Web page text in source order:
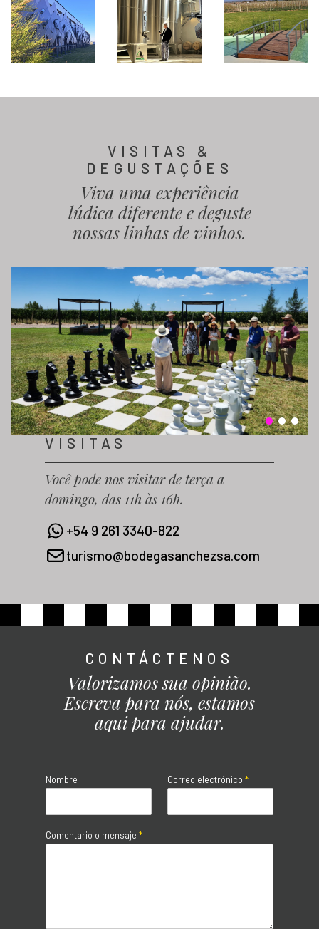
VISITAS &
DEGUSTAÇÕES
Viva uma experiência
lúdica diferente e deguste
nossas linhas de vinhos.
VISITAS
Você pode nos visitar de terça a
domingo, das 11h às 16h.
+54 9 261 3340-822
turismo@bodegasanchezsa.com
CONTÁCTENOS
Valorizamos sua opinião.
Escreva para nós, estamos
aqui para ajudar.
Nombre Correo electrónico *
Comentario o mensaje *